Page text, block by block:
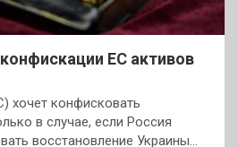
ЕС активов
хочет конфисковать
в случае, если Россия
восстановление Украины…